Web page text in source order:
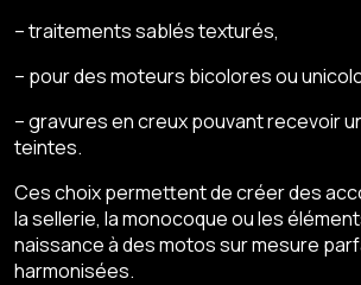
– traitements sablés texturés,
– pour des moteurs bicolores ou
– gravures en creux pouvant recevoir
teintes.
Ces choix permettent de créer des
la sellerie, la monocoque ou les
naissance à des motos sur mesure
harmonisées.